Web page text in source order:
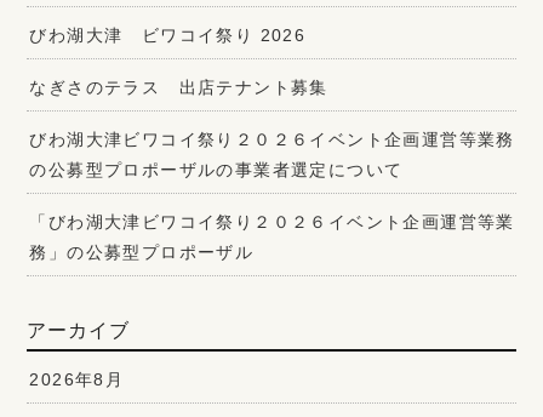
びわ湖大津 ビワコイ祭り 2026
なぎさのテラス 出店テナント募集
びわ湖大津ビワコイ祭り２０２６イベント企画運営等業務
の公募型プロポーザルの事業者選定について
「びわ湖大津ビワコイ祭り２０２６イベント企画運営等業
務」の公募型プロポーザル
アーカイブ
2026年8月